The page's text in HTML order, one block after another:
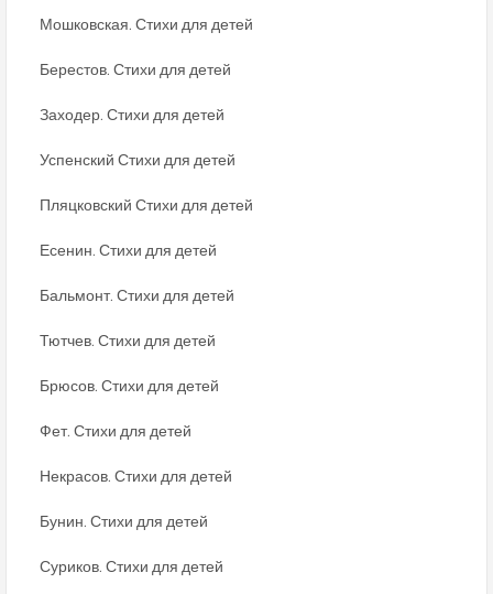
Мошковская. Стихи для детей
Берестов. Стихи для детей
Заходер. Стихи для детей
Успенский Стихи для детей
Пляцковский Стихи для детей
Есенин. Стихи для детей
Бальмонт. Стихи для детей
Тютчев. Стихи для детей
Брюсов. Стихи для детей
Фет. Стихи для детей
Некрасов. Стихи для детей
Бунин. Стихи для детей
Суриков. Стихи для детей